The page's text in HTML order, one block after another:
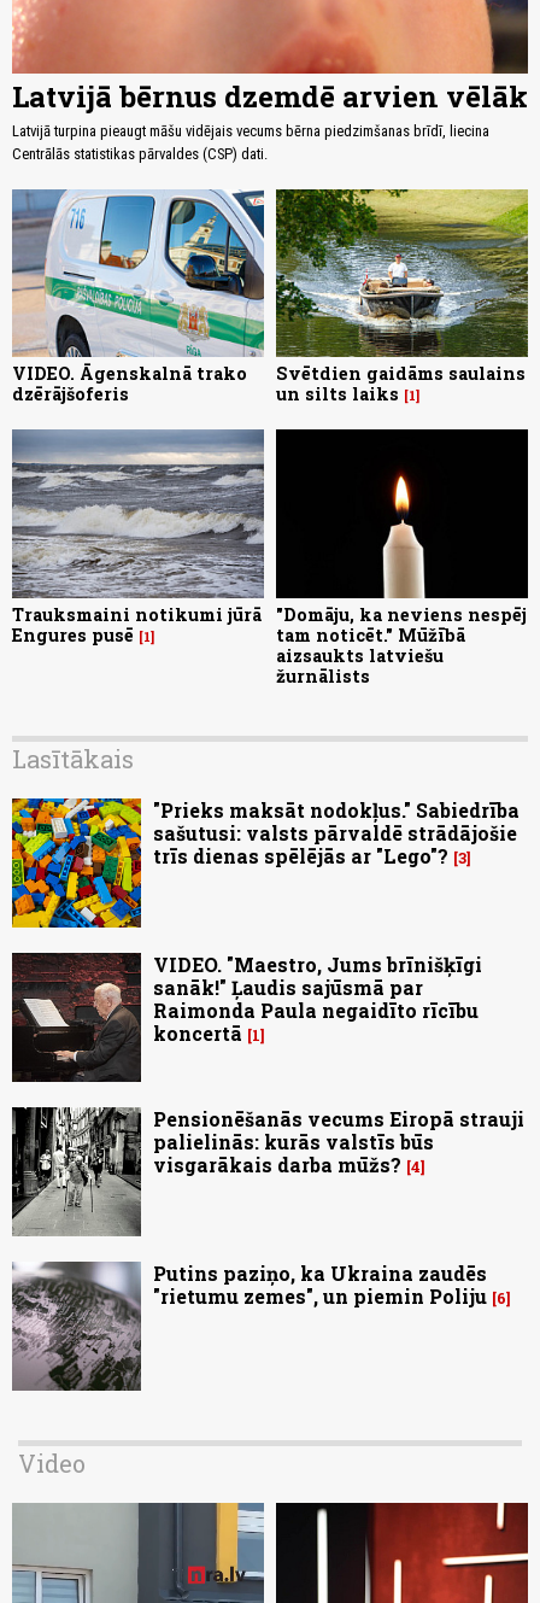
Latvijā bērnus dzemdē arvien vēlāk
Latvijā turpina pieaugt māšu vidējais vecums bērna piedzimšanas brīdī, liecina
Centrālās statistikas pārvaldes (CSP) dati.
VIDEO. Āgenskalnā trako
dzērājšoferis
Svētdien gaidāms saulains
un silts laiks
1
Trauksmaini notikumi jūrā
Engures pusē
1
"Domāju, ka neviens nespēj
tam noticēt." Mūžībā
aizsaukts latviešu
žurnālists
Lasītākais
"Prieks maksāt nodokļus." Sabiedrība
sašutusi: valsts pārvaldē strādājošie
trīs dienas spēlējās ar "Lego"? 3
VIDEO. "Maestro, Jums brīnišķīgi
sanāk!" Ļaudis sajūsmā par
Raimonda Paula negaidīto rīcību
koncertā
1
Pensionēšanās vecums Eiropā strauji
palielinās: kurās valstīs būs
visgarākais darba mūžs? 4
Putins paziņo, ka Ukraina zaudēs
"rietumu zemes", un piemin Poliju 6
Video